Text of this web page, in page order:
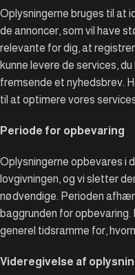
Oplysningerne bruges til at
de annoncer, som vil have
relevante for dig, at
kunne levere de services,
fremsende et nyhedsbrev.
til at optimere vores
Periode for opbevaring
Oplysningerne opbevares i
lovgivningen, og vi sletter
nødvendige. Perioden
baggrunden for
generel tidsramme for,
Videregivelse af